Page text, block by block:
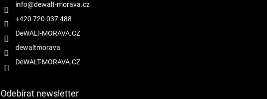
info@dewalt-morava.cz
+420 720 037 488
DeWALT-MORAVA.CZ
dewaltmorava
DeWALT-MORAVA.CZ
Odebírat newsletter